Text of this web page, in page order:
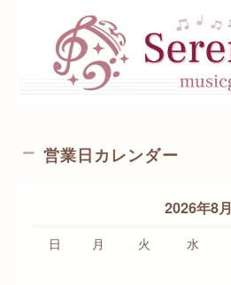
営業日カレンダー
2026年8月
日 月 火 水